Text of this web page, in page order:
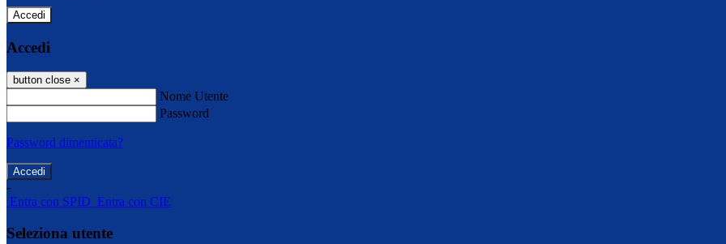
Accedi
Accedi
button close ×
Nome Utente
Password
Password dimenticata?
-
Entra con SPID Entra con CIE
Seleziona utente